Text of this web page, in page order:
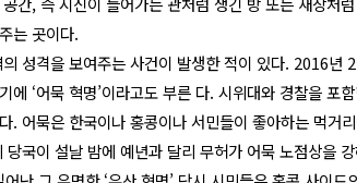
는 곳이다.
성격을 보여주는 사건이 발생한 적이 있다. 2016년
에 ‘어묵 혁명’이라고도 부른 다. 시위대와 경찰을
. 어묵은 한국이나 홍콩이나 서민들이 좋아하는 먹거
당국이 설날 밤에 예년과 달리 무허가 어묵 노점상을